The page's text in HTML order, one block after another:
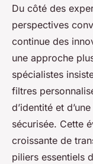
Du côté des
perspectives
continue des
une approche
spécialistes
filtres
d’identité et
sécurisée. Cette
croissante de
piliers essentiels